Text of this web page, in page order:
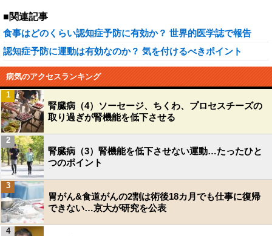
■関連記事
食事はどのくらい認知症予防に有効か？ 世界的医学誌で報告
認知症予防に運動は有効なのか？ 気を付けるべきポイント
病気のアクセスランキング
腎臓病（4）ソーセージ、ちくわ、プロセスチーズの
取り過ぎが腎機能を低下させる
1
腎臓病（3）腎機能を低下させない運動…たったひと
つのポイント
2
胃がん&食道がんの2割は術後18カ月でも仕事に復帰
できない…京大が研究を公表
3
4